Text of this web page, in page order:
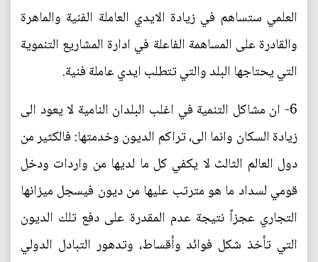
العلمي ستساهم في زيادة الايدي العاملة الفنية والماهرة
والقادرة على المساهمة الفاعلة في ادارة المشاريع التنموية
التي يحتاجها البلد والتي تتطلب ايدي عاملة فنية.
6- ان مشاكل التنمية في اغلب البلدان النامية لا يعود الى
زيادة السكان وانما الى، تراكم الديون وخدمتها: فالكثير من
دول العالم الثالث لا يكفي كل ما لديها من واردات ودخل
قومي لسداد ما هو مترتب عليها من ديون فيسجل ميزانها
التجاري عجزاً نتيجة عدم المقدرة على دفع تلك الديون
التي تأخذ شكل فوائد وأقساط، وتدهور التبادل الدولي